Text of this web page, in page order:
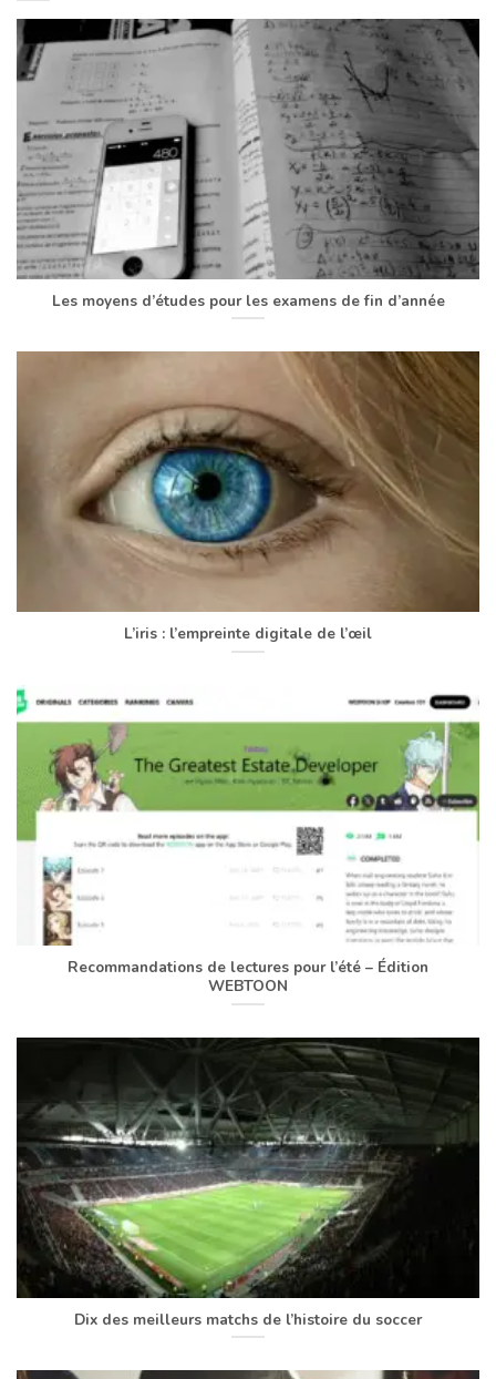
Les moyens d’études pour les examens de fin d’année
L’iris : l’empreinte digitale de l’œil
Recommandations de lectures pour l’été – Édition
WEBTOON
Dix des meilleurs matchs de l’histoire du soccer